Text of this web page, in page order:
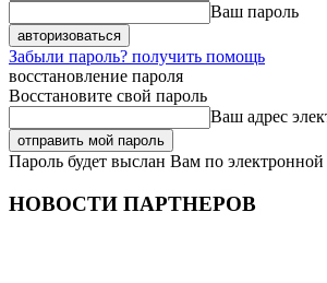
Ваш пароль
Забыли пароль? получить помощь
восстановление пароля
Восстановите свой пароль
Ваш адрес
Пароль будет выслан Вам по электронной
НОВОСТИ ПАРТНЕРОВ